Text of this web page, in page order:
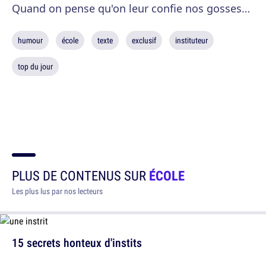
Quand on pense qu'on leur confie nos gosses…
humour école texte exclusif instituteur
top du jour
PLUS DE CONTENUS SURÉCOLE
Les plus lus par nos lecteurs
15 secrets honteux d'instits